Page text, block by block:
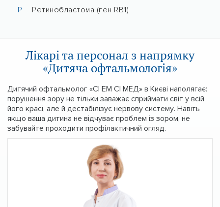
Р Ретинобластома (ген RB1)
Лікарі та персонал з напрямку
«Дитяча офтальмологія»
Дитячий офтальмолог «СІ ЕМ СІ МЕД» в Києві наполягає:
порушення зору не тільки заважає сприймати світ у всій
його красі, але й дестабілізує нервову систему. Навіть
якщо ваша дитина не відчуває проблем із зором, не
забувайте проходити профілактичний огляд.